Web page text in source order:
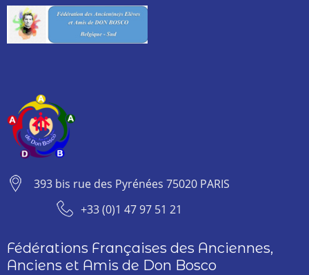
393 bis rue des Pyrénées 75020 PARIS
+33 (0)1 47 97 51 21
Fédérations Françaises des Anciennes,
Anciens et Amis de Don Bosco